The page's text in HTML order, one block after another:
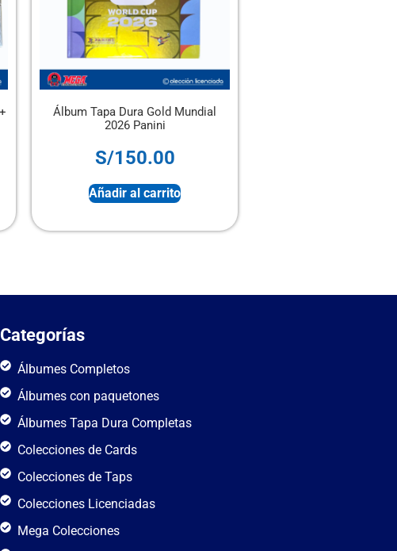
Álbum Tapa Dura Gold Mundial
2026 Panini
150.00
Añadir al carrito
Categorías
Álbumes Completos
Álbumes con paquetones
Álbumes Tapa Dura Completas
Colecciones de Cards
Colecciones de Taps
Colecciones Licenciadas
Mega Colecciones